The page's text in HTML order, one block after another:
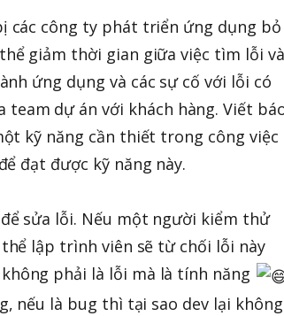
các công ty phát triển ứng dụng bỏ
giảm thời gian giữa việc tìm lỗi và
ứng dụng và các sự cố với lỗi có
dự án với khách hàng. Viết
kỹ năng cần thiết trong công việc
đạt được kỹ năng này.
sửa lỗi. Nếu một người kiểm thử
lập trình viên sẽ từ chối lỗi này
phải là lỗi mà là tính năng
nếu là bug thì tại sao dev lại không